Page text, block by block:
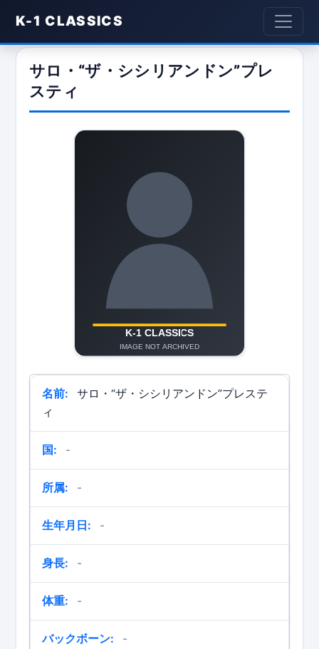
K-1 CLASSICS
サロ・“ザ・シシリアンドン”プレ
スティ
名前:
サロ・“ザ・シシリアンドン”プレステ
ィ
国: -
所属: -
生年月日: -
身長: -
体重: -
バックボーン: -